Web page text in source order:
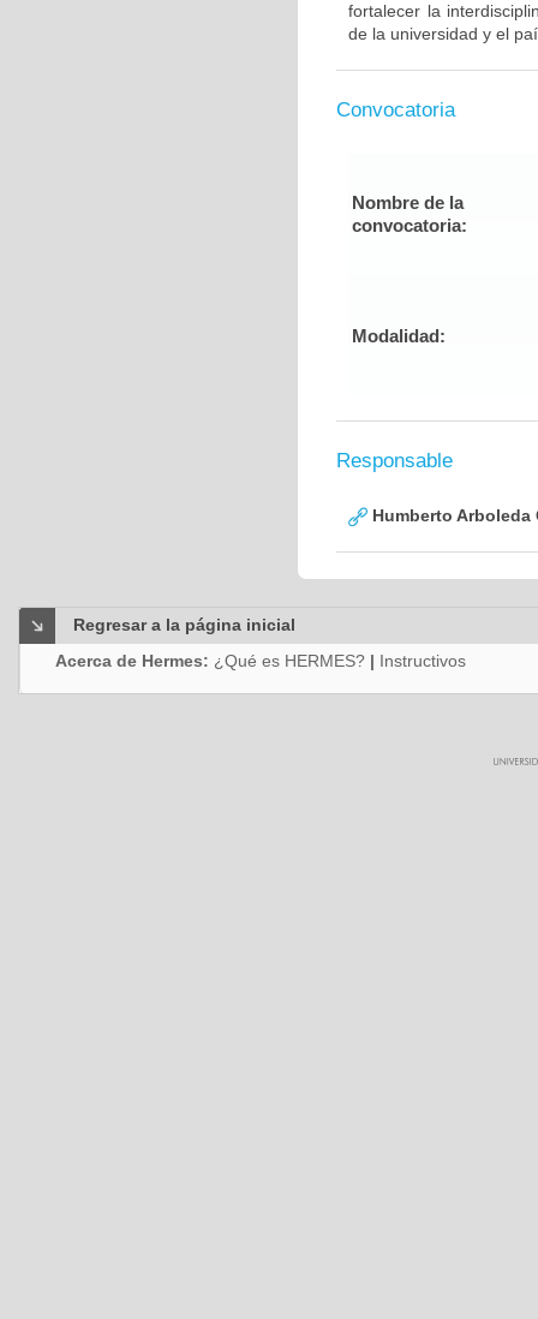
fortalecer la
de la universidad y el
Convocatoria
Nombre de la
convocatoria:
Modalidad:
Responsable
Humberto Arboleda
Regresar a la página inicial
Acerca de Hermes: ¿Qué es HERMES? | Instructivos